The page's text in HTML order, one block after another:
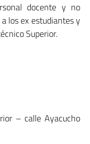
docente y no
los ex estudiantes y
Superior.
– calle Ayacucho